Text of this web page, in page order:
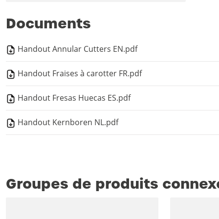
Documents
Handout Annular Cutters EN.pdf
Handout Fraises à carotter FR.pdf
Handout Fresas Huecas ES.pdf
Handout Kernboren NL.pdf
Groupes de produits